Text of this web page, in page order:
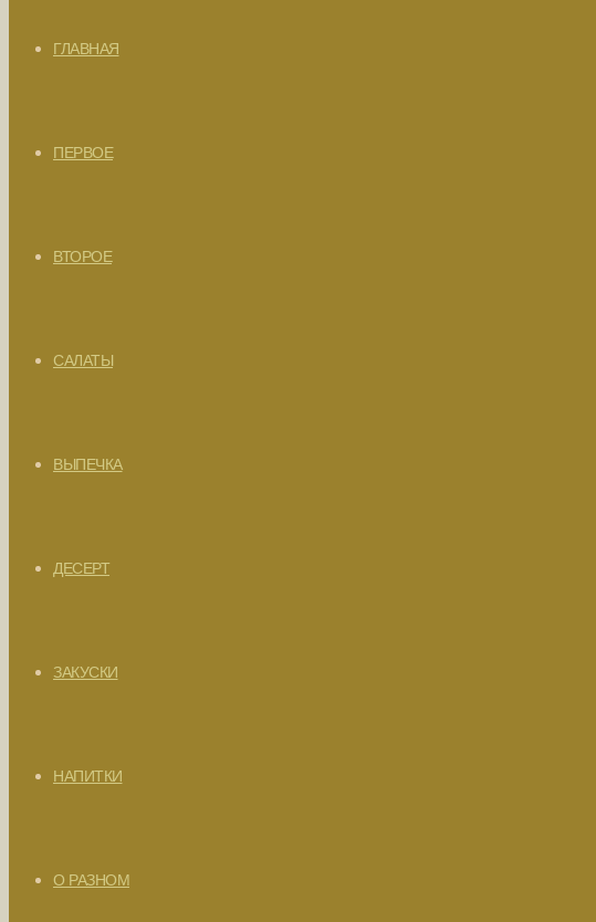
ГЛАВНАЯ
ПЕРВОЕ
ВТОРОЕ
САЛАТЫ
ВЫПЕЧКА
ДЕСЕРТ
ЗАКУСКИ
НАПИТКИ
О РАЗНОМ